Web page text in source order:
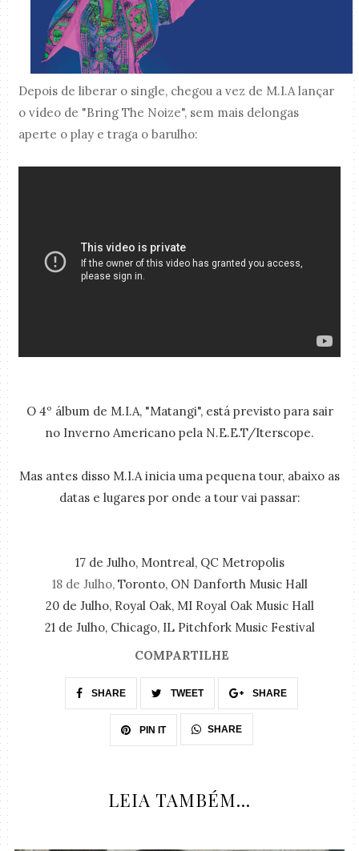
Depois de liberar o single, chegou a vez de M.I.A lançar
o vídeo de "Bring The Noize", sem mais delongas
aperte o play e traga o barulho:
O 4º álbum de M.I.A, "Matangi", está previsto para sair
no Inverno Americano pela N.E.E.T/Iterscope.
Mas antes disso M.I.A inicia uma pequena tour, abaixo as
datas e lugares por onde a tour vai passar:
17 de Julho, Montreal, QC Metropolis
18 de Julho, Toronto, ON Danforth Music Hall
20 de Julho, Royal Oak, MI Royal Oak Music Hall
21 de Julho, Chicago, IL Pitchfork Music Festival
COMPARTILHE
SHARE TWEET SHARE
PIN IT SHARE
LEIA TAMBÉM...